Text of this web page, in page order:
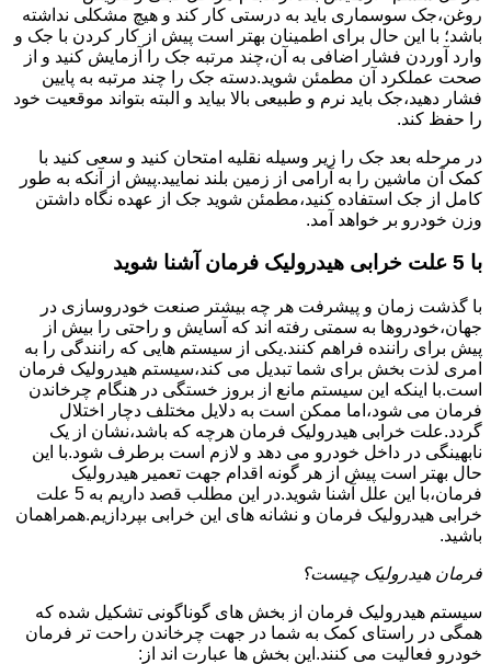
روغن،جک سوسماری باید به درستی کار کند و هیچ مشکلی نداشته
باشد؛ با این حال برای اطمینان بهتر است پیش از کار کردن با جک و
وارد آوردن فشار اضافی به آن،چند مرتبه جک را آزمایش کنید و از
صحت عملکرد آن مطمئن شوید.دسته جک را چند مرتبه به پایین
فشار دهید،جک باید نرم و طبیعی بالا بیاید و البته بتواند موقعیت خود
را حفظ کند.
در مرحله بعد جک را زیر وسیله نقلیه امتحان کنید و سعی کنید با
کمک آن ماشین را به آرامی از زمین بلند نمایید.پیش از آنکه به طور
کامل از جک استفاده کنید،مطمئن شوید جک از عهده نگاه داشتن
وزن خودرو بر خواهد آمد.
با 5 علت خرابی هیدرولیک فرمان آشنا شوید
با گذشت زمان و پیشرفت هر چه بیشتر صنعت خودروسازی در
جهان،خودروها به سمتی رفته اند که آسایش و راحتی را بیش از
پیش برای راننده فراهم کنند.یکی از سیستم هایی که رانندگی را به
امری لذت بخش برای شما تبدیل می کند،سیستم هیدرولیک فرمان
است.با اینکه این سیستم مانع از بروز خستگی در هنگام چرخاندن
فرمان می شود،اما ممکن است به دلایل مختلف دچار اختلال
گردد.علت خرابی هیدرولیک فرمان هرچه که باشد،نشان از یک
نابهینگی در داخل خودرو می دهد و لازم است برطرف شود.با این
حال بهتر است پیش از هر گونه اقدام جهت تعمیر هیدرولیک
فرمان،با این علل آشنا شوید.در این مطلب قصد داریم به 5 علت
خرابی هیدرولیک فرمان و نشانه های این خرابی بپردازیم.همراهمان
باشید.
فرمان هیدرولیک چیست؟
سیستم هیدرولیک فرمان از بخش های گوناگونی تشکیل شده که
همگی در راستای کمک به شما در جهت چرخاندن راحت تر فرمان
خودرو فعالیت می کنند.این بخش ها عبارت اند از: